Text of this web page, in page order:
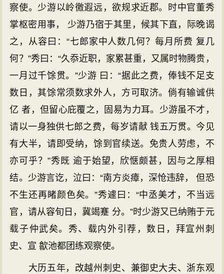
察使。少游以岭徼遐远，欲规求近郡。时中官董秀
掌枢密用事， 少游乃宿于其里，候其下直，际晚谒
之，从容曰：“七郎家中人数几何？每月所费 复几
何？”秀曰：“久忝近职，家累甚重，又属时物腾贵，
一月过千馀贯。”少游 曰：“据此之费，俸钱不足支
数日，其馀常须数求外人，方可取济。倘有输诚供
亿 者，但留心庇覆之，固易为力耳。少游虽不才，
请以一身独供七郎之费，每岁请献 钱五万贯。今见
有大半，请即受纳，馀到官续送。免贵人劳虑，不
亦可乎？”秀既 逾于始望，欣惬颇甚，因与之厚相
结。少游言讫，泣曰：“南方炎瘴，深怆违辞， 但恐
不生还再睹颜色矣。”秀遽曰：“中丞美才，不当远
官，请从容旬日，冀竭蹇 分。”时少游又已纳贿于元
载子仲武矣。秀、载内外引荐，数日，拜宣州刺
史、宣 歙池都团练观察使。
大历五年，改越州刺史、兼御史大夫、浙东观